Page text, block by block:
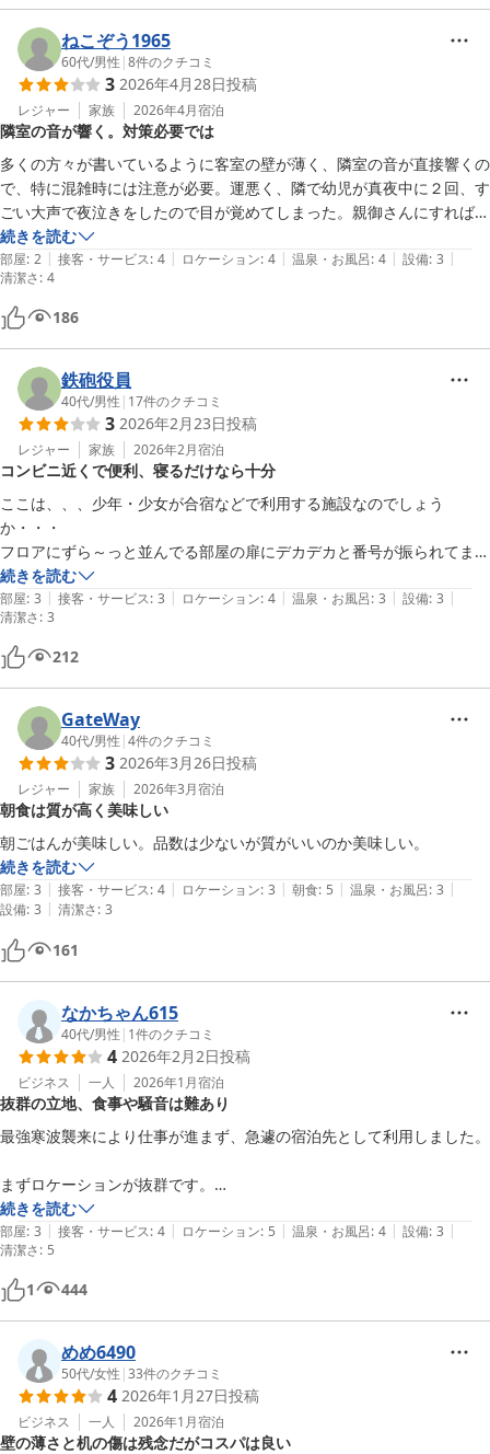
ねこぞう1965
60代/男性 |8件のクチコミ
3 2026年4月28日投稿
レジャー 家族 2026年4月宿泊
隣室の音が響く。対策必要では
多くの方々が書いているように客室の壁が薄く、隣室の音が直接響くの
で、特に混雑時には注意が必要。運悪く、隣で幼児が真夜中に２回、す
ごい大声で夜泣きをしたので目が覚めてしまった。親御さんにすれば不
可抗力だろうから文句を言う訳にもいかず、困りはてた。宿側は少しで
も防音対策を進めるべきだし、現状ではこうした幼児のいる家族には不
向きであることを率直に説明すべきでは。料金が安く立地も便利な宿だ
し、スタッフも親切なのであまり小言は言いたくないが、対策は必要だ
と思う。
続きを読む
部屋: 2 | 接客・サービス: 4 | ロケーション: 4 | 温泉・お風呂: 4 | 設備: 3 |
清潔さ: 4
186
鉄砲役員
40代/男性 | 17件のクチコミ
3 2026年2月23日投稿
レジャー 家族 2026年2月宿泊
コンビニ近くで便利、寝るだけなら十分
ここは、、、少年・少女が合宿などで利用する施設なのでしょう
か・・・
フロアにずら～っと並んでる部屋の扉にデカデカと番号が振られてまし
た。
部屋は激狭です。
平日の宿泊だったからか、多くの方が指摘している隣の部屋や廊下から
聞こえる声や音がうるさい（防音性が低い）という点、これはまったく
気になりませんでした。
少年たちがテンション上がって騒ぐんでしょうねー
幸い、少年・少女はひとりも見かけませんでした。
ただ、これもよく指摘されてる通りでエントランスが非常に分かりにく
い。
コンビニが近くて便利、一泊4,000円以下、寝るだけだったので十分で
す。
この価格で過剰なサービスを求めてはいけません。
喫煙者は要注意、タバコ吸う場所がありませんので。
続きを読む
部屋: 3 | 接客・サービス: 3 | ロケーション: 4 | 温泉・お風呂: 3 | 設備: 3 |
清潔さ: 3
212
GateWay
40代/男性 |4件のクチコミ
3 2026年3月26日投稿
レジャー 家族 2026年3月宿泊
朝食は質が高く美味しい
続きを読む
部屋: 3 | 接客・サービス: 4 | ロケーション: 3 | 朝食: 5 | 温泉・お風呂: 3 |
設備: 3 | 清潔さ: 3
161
なかちゃん615
40代/男性 | 1件のクチコミ
4 2026年2月2日投稿
ビジネス 一人 2026年1月宿泊
抜群の立地、食事や騒音は難あり
最強寒波襲来により仕事が進まず、急遽の宿泊先として利用しました。
まずロケーションが抜群です。
駅近、高速インターや国道4号からもすぐです。
ホテル周辺には焼き肉・寿司・居酒屋・コンビニ等一通り揃っています
ので、食事やちょっとした買い物に困ることはありません。
ホテル内レストランのランチバイキングに関しては、大したことなかっ
たです。
よくある安ホテルのバイキングといった感じで、食べ放題で腹を満たせ
る以外のメリットは無いように思います。
今回は素泊まりプランでの宿泊でしたが、朝食バイキングは付けなくて
正解だったと思います。
続きを読む
部屋: 3 | 接客・サービス: 4 | ロケーション: 5 | 温泉・お風呂: 4 | 設備: 3 |
清潔さ: 5
1 444
めめ6490
50代/女性 |33件のクチコミ
4 2026年1月27日投稿
ビジネス 一人 2026年1月宿泊
壁の薄さと机の傷は残念だがコスパは良い